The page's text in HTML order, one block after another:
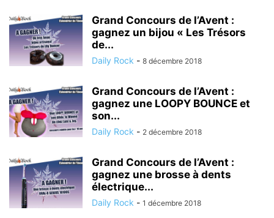
Grand Concours de l’Avent :
gagnez un bijou « Les Trésors
de...
Daily Rock - 8 décembre 2018
Grand Concours de l’Avent :
gagnez une LOOPY BOUNCE et
son...
Daily Rock - 2 décembre 2018
Grand Concours de l’Avent :
gagnez une brosse à dents
électrique...
Daily Rock - 1 décembre 2018